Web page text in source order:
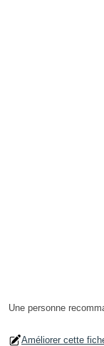
Une personne
Améliorer cette